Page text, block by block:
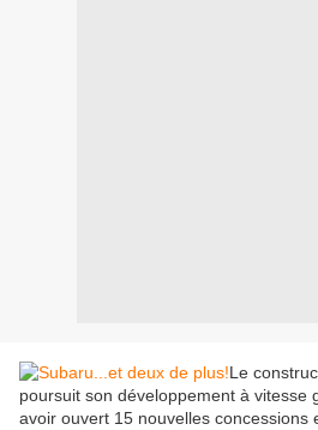
Le
poursuit son développement à vitesse
avoir ouvert 15 nouvelles concessions